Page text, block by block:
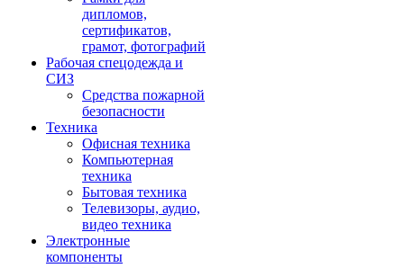
дипломов,
сертификатов,
грамот, фотографий
Рабочая спецодежда и
СИЗ
Средства пожарной
безопасности
Техника
Офисная техника
Компьютерная
техника
Бытовая техника
Телевизоры, аудио,
видео техника
Электронные
компоненты